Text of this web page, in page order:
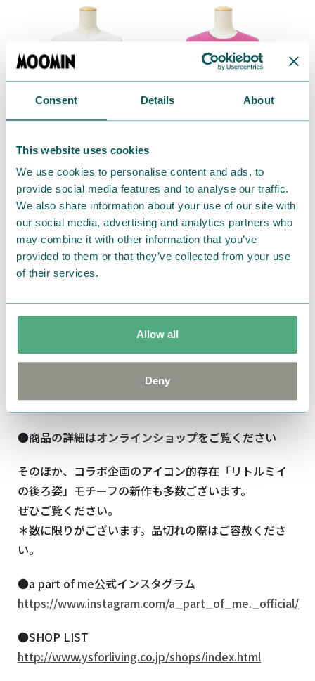
Consent Details About
This website uses cookies
We use cookies to personalise content and ads, to
provide social media features and to analyse our traffic.
We also share information about your use of our site with
our social media, advertising and analytics partners who
may combine it with other information that you’ve
provided to them or that they’ve collected from your use
of their services.
Allow all
Deny
左から
●スノークのおじょうさんプリント 七分袖シャツ
11,000円（税込）
綿100% カラー：ホワイト・トップグレー・ブラッ
綿100% カラー：ホワイト・フーシャピンク・ブラ
●商品の詳細はオンラインショップをご覧ください
そのほか、コラボ企画のアイコン的存在「リトルミイ
の後ろ姿」モチーフの新作も多数ございます。
ぜひご覧ください。
＊数に限りがございます。品切れの際はご容赦くださ
い。
●a part of me公式インスタグラム
https://www.instagram.com/a_part_of_me._official/
●SHOP LIST
http://www.ysforliving.co.jp/shops/index.html